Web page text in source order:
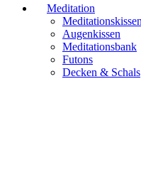
Meditation
Augenkissen
Meditationsbank
Futons
Decken & Schals